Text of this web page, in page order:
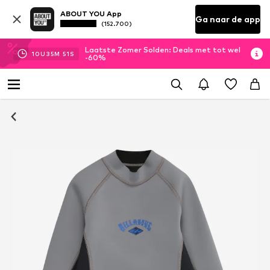
ABOUT YOU App
(152.700) Ga naar de app
10U 35M 50 S
Laatste Zomer Solden: Deals met tot wel
-60%